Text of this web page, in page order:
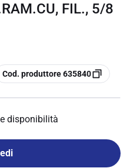
FIL., 5/8
Cod. produttore 635840
disponibilità